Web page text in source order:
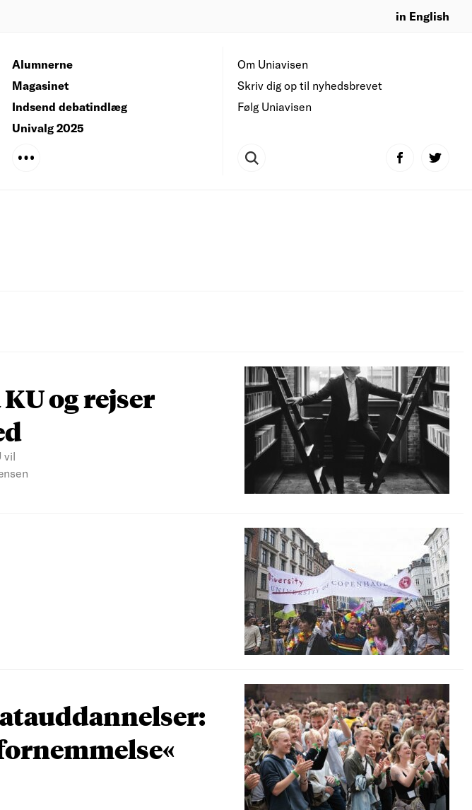
in English
Om Uniavisen
Skriv dig op til nyhedsbrevet
Følg Uniavisen
Alumnerne
Magasinet
Indsend debatindlæg
Univalg 2025
og rejser
vil